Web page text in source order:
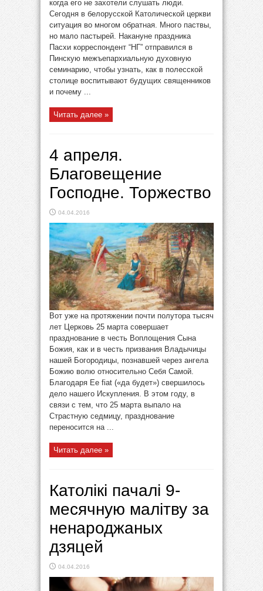
когда его не захотели слушать люди.
Сегодня в белорусской Католической церкви
ситуация во многом обратная. Много паствы,
но мало пастырей. Накануне праздника
Пасхи корреспондент “НГ” отправился в
Пинскую межъепархиальную духовную
семинарию, чтобы узнать, как в полесской
столице воспитывают будущих священников
и почему ...
Читать далее »
4 апреля.
Благовещение
Господне. Торжество
04.04.2016
Вот уже на протяжении почти полутора тысяч
лет Церковь 25 марта совершает
празднование в честь Воплощения Сына
Божия, как и в честь призвания Владычицы
нашей Богородицы, познавшей через ангела
Божию волю относительно Себя Самой.
Благодаря Ее fiat («да будет») свершилось
дело нашего Искупления. В этом году, в
связи с тем, что 25 марта выпало на
Страстную седмицу, празднование
переносится на ...
Читать далее »
Католікі пачалі 9-
месячную малітву за
ненароджаных
дзяцей
04.04.2016